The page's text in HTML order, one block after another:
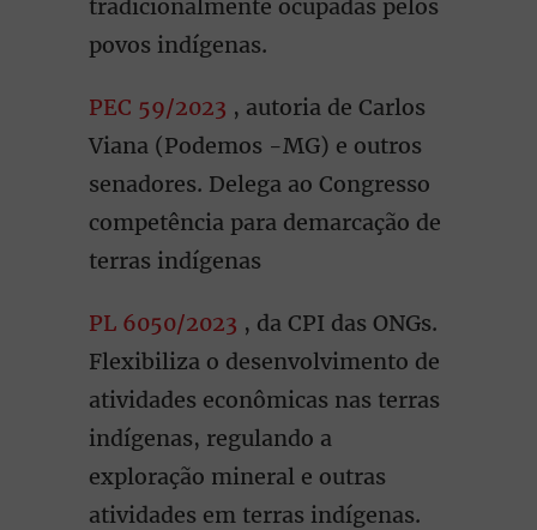
tradicionalmente ocupadas pelos
povos indígenas.
PEC 59/2023 , autoria de Carlos
Viana (Podemos -MG) e outros
senadores. Delega ao Congresso
competência para demarcação de
terras indígenas
PL 6050/2023 , da CPI das ONGs.
Flexibiliza o desenvolvimento de
atividades econômicas nas terras
indígenas, regulando a
exploração mineral e outras
atividades em terras indígenas.